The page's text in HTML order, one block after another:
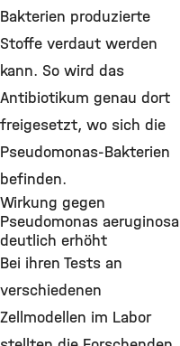
Bakterien produzierte
Stoffe verdaut werden
kann. So wird das
Antibiotikum genau dort
freigesetzt, wo sich die
Pseudomonas-Bakterien
befinden.
Wirkung gegen
Pseudomonas aeruginosa
deutlich erhöht
Bei ihren Tests an
verschiedenen
Zellmodellen im Labor